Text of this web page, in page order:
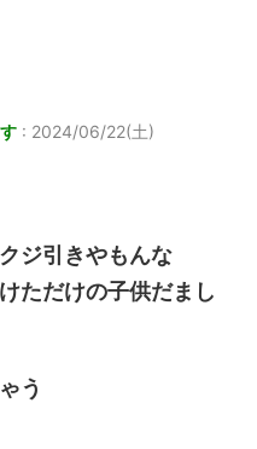
: 2024/06/22(土)
ジ引きやもんな
ただけの子供だまし
う